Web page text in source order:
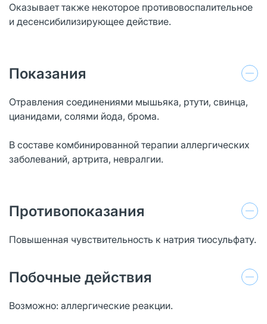
Оказывает также некоторое противовоспалительное
и десенсибилизирующее действие.
Показания
Отравления соединениями мышьяка, ртути, свинца,
цианидами, солями йода, брома.
В составе комбинированной терапии аллергических
заболеваний, артрита, невралгии.
Противопоказания
Повышенная чувствительность к натрия тиосульфату.
Побочные действия
Возможно: аллергические реакции.